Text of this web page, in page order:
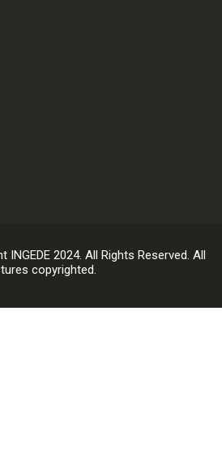
INGEDE 2024. All Rights Reserved. All
copyrighted.